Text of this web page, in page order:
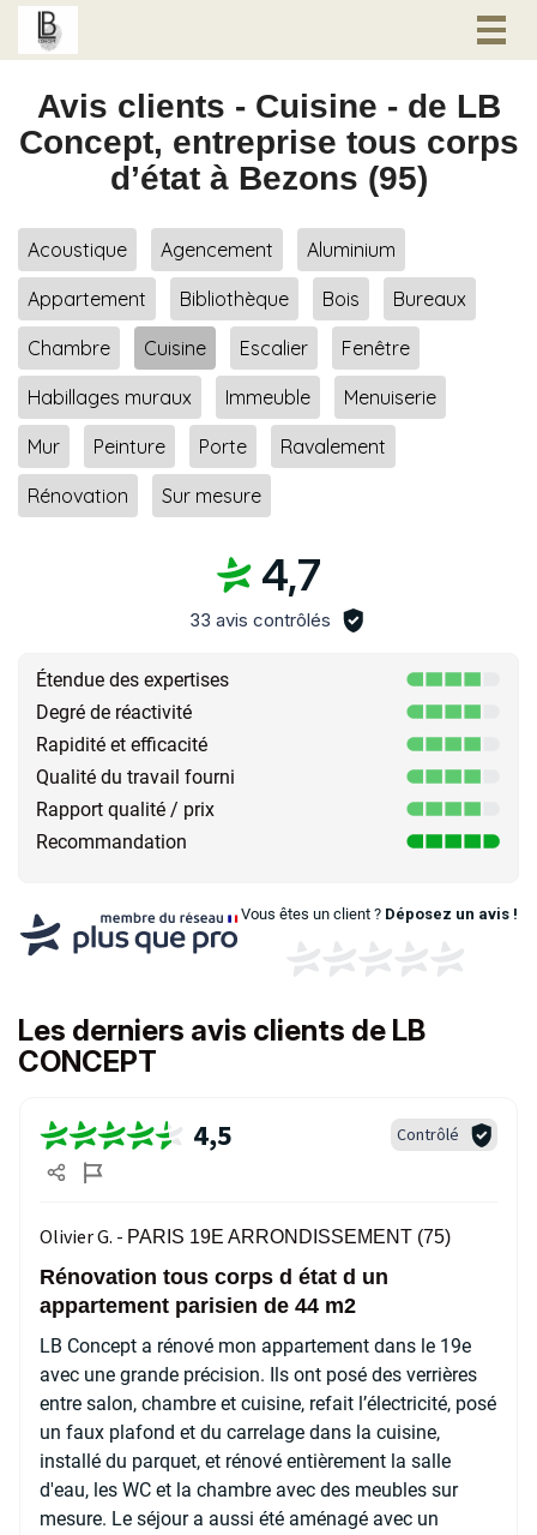
Avis clients - Cuisine - de LB
Concept, entreprise tous corps
d’état à Bezons (95)
Acoustique Agencement Aluminium
Appartement Bibliothèque Bois Bureaux
Chambre Cuisine Escalier Fenêtre
Habillages muraux Immeuble Menuiserie
Mur Peinture Porte Ravalement
Rénovation Sur mesure
4,7
33 avis contrôlés
Étendue des expertises
Degré de réactivité
Rapidité et efficacité
Qualité du travail fourni
Rapport qualité / prix
Recommandation
Vous êtes un client ? Déposez un avis !
Les derniers avis clients de LB
CONCEPT
4,5 Contrôlé
Olivier G. - PARIS 19E ARRONDISSEMENT (75)
Rénovation tous corps d état d un
appartement parisien de 44 m2
LB Concept a rénové mon appartement dans le 19e
avec une grande précision. Ils ont posé des verrières
entre salon, chambre et cuisine, refait l’électricité, posé
un faux plafond et du carrelage dans la cuisine,
installé du parquet, et rénové entièrement la salle
d'eau, les WC et la chambre avec des meubles sur
mesure. Le séjour a aussi été aménagé avec un